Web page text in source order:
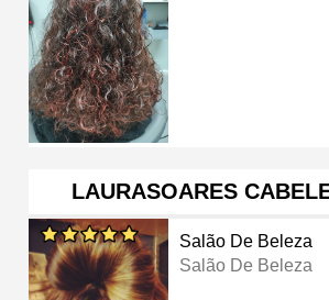
LAURASOARES
Salão De Beleza
Salão De Beleza